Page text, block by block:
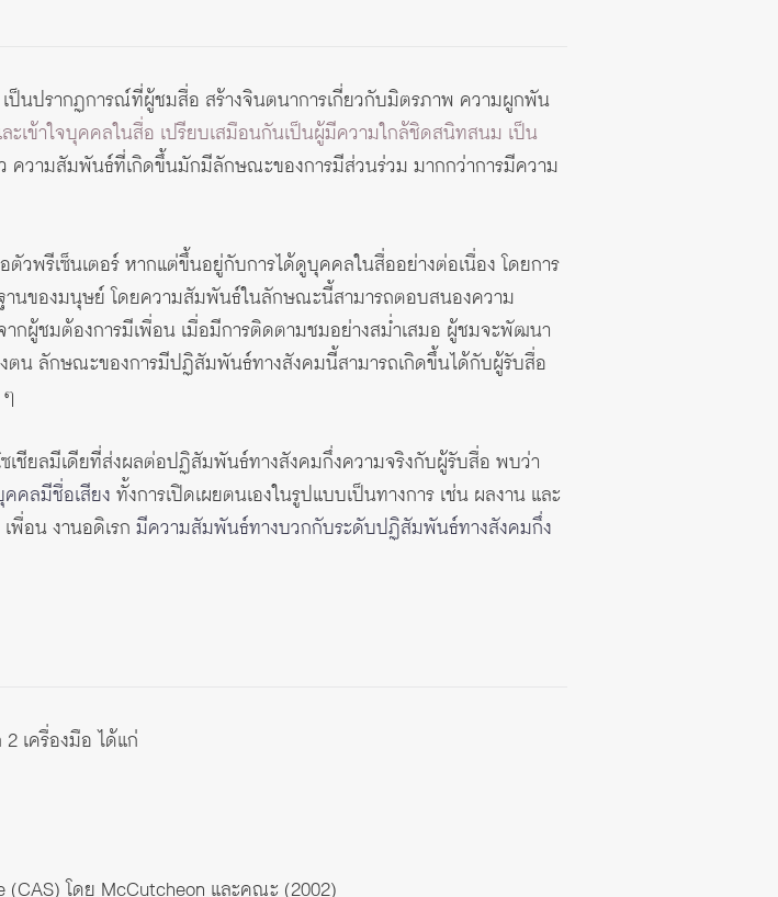
เป็นปรากฏการณ์ที่ผู้ชมสื่อ สร้างจินตนาการเกี่ยวกับมิตรภาพ ความผูกพัน
ะเข้าใจบุคคลในสื่อ เปรียบเสมือนกันเป็นผู้มีความใกล้ชิดสนิทสนม เป็น
ความสัมพันธ์ที่เกิดขึ้นมักมีลักษณะของการมีส่วนร่วม มากกว่าการมีความ
พรีเซ็นเตอร์ หากแต่ขึ้นอยู่กับการได้ดูบุคคลในสื่ออย่างต่อเนื่อง โดยการ
นของมนุษย์ โดยความสัมพันธ์ในลักษณะนี้สามารถตอบสนองความ
กผู้ชมต้องการมีเพื่อน เมื่อมีการติดตามชมอย่างสม่ำเสมอ ผู้ชมจะพัฒนา
ตน ลักษณะของการมีปฏิสัมพันธ์ทางสังคมนี้สามารถเกิดขึ้นได้กับผู้รับสื่อ
เชียลมีเดียที่ส่งผลต่อปฏิสัมพันธ์ทางสังคมกึ่งความจริงกับผู้รับสื่อ พบว่า
คคลมีชื่อเสียง ทั้งการเปิดเผยตนเองในรูปแบบเป็นทางการ เช่น ผลงาน และ
พื่อน งานอดิเรก มีความสัมพันธ์ทางบวกกับระดับปฏิสัมพันธ์ทางสังคมกึ่ง
เครื่องมือ ได้แก่
โดย McCutcheon และคณะ (2002)